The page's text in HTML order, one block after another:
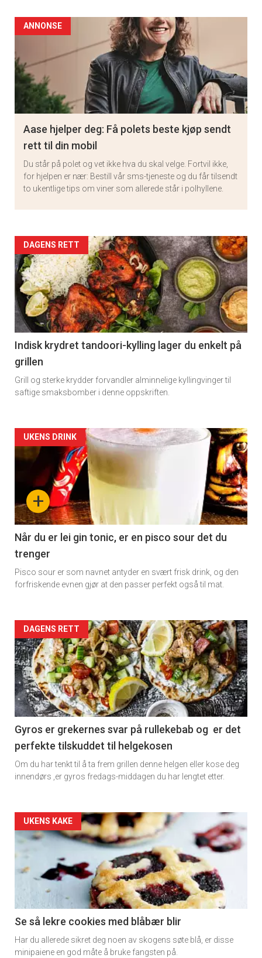
ANNONSE
Aase hjelper deg: Få polets beste kjøp sendt
rett til din mobil
Du står på polet og vet ikke hva du skal velge. Fortvil ikke,
for hjelpen er nær: Bestill vår sms-tjeneste og du får tilsendt
to ukentlige tips om viner som allerede står i polhyllene.
Artikler
detail
-
section
11
DAGENS RETT
Indisk krydret tandoori-kylling lager du enkelt på
grillen
Grill og sterke krydder forvandler alminnelige kyllingvinger til
saftige smaksbomber i denne oppskriften.
Artikler
detail
section
11
Dagens
rett
+
UKENS DRINK
Når du er lei gin tonic, er en pisco sour det du
trenger
Pisco sour er som navnet antyder en svært frisk drink, og den
forfriskende evnen gjør at den passer perfekt også til mat.
Artikler
detail
-
section
11
Dagens
rett
DAGENS RETT
Gyros er grekernes svar på rullekebab og er det
perfekte tilskuddet til helgekosen
Om du har tenkt til å ta frem grillen denne helgen eller kose deg
innendørs ,er gyros fredags-middagen du har lengtet etter.
Artikler
detail
-
section
11
Ukens
UKENS KAKE
Se så lekre cookies med blåbær blir
Har du allerede sikret deg noen av skogens søte blå, er disse
minipaiene en god måte å bruke fangsten på.